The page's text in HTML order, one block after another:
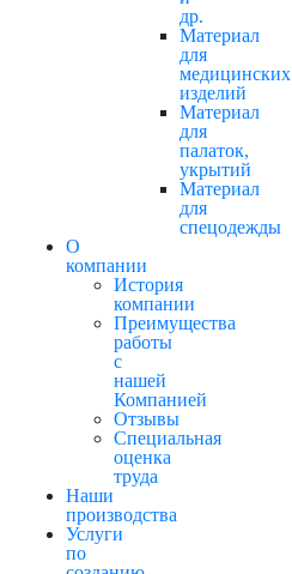
др.
Материал
для
медицинских
изделий
Материал
для
палаток,
укрытий
Материал
для
спецодежды
О
компании
История
компании
Преимущества
работы
с
нашей
Компанией
Отзывы
Cпециальная
оценка
труда
Наши
производства
Услуги
по